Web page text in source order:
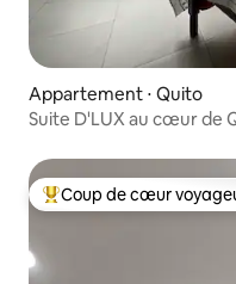
Appartement ⋅ Quito
Suite D'LUX au cœur de
Coups de cœur
Coup de cœur